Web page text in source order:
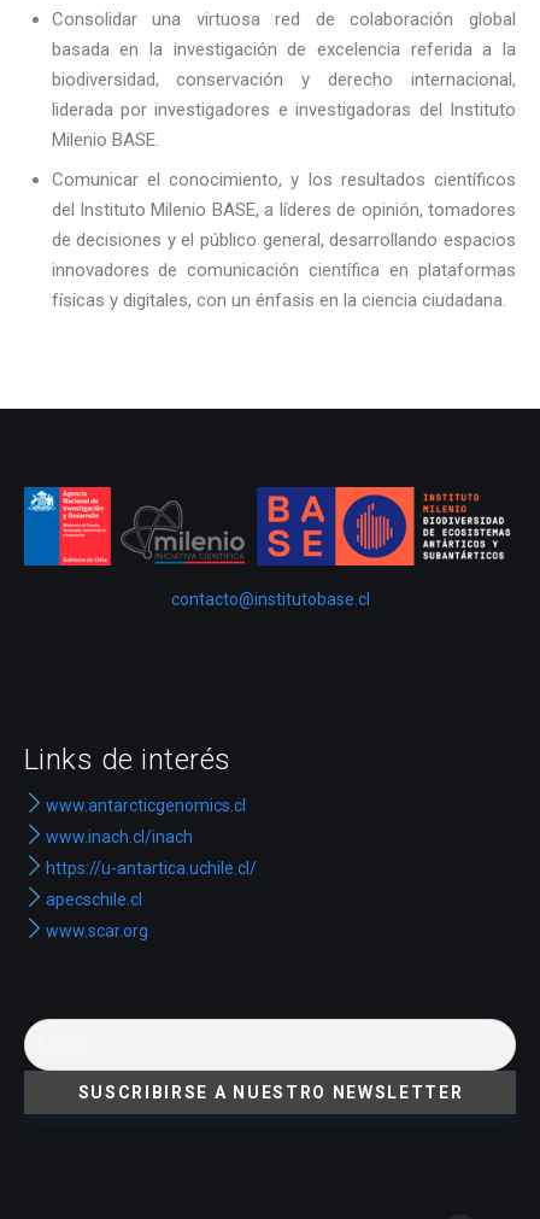
Consolidar una virtuosa red de colaboración global
basada en la investigación de excelencia referida a la
biodiversidad, conservación y derecho internacional,
liderada por investigadores e investigadoras del Instituto
Milenio BASE.
Comunicar el conocimiento, y los resultados científicos
del Instituto Milenio BASE, a líderes de opinión, tomadores
de decisiones y el público general, desarrollando espacios
innovadores de comunicación científica en plataformas
físicas y digitales, con un énfasis en la ciencia ciudadana.
contacto@institutobase.cl
Links de interés
www.antarcticgenomics.cl
www.inach.cl/inach
https://u-antartica.uchile.cl/
apecschile.cl
www.scar.org